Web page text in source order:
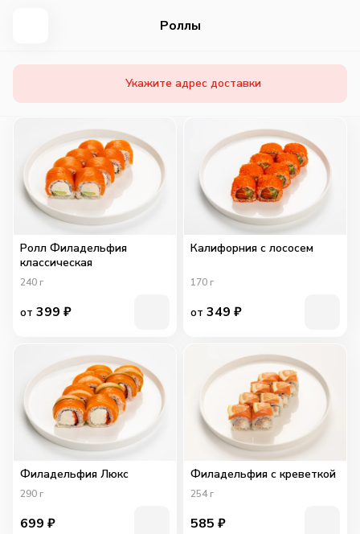
Роллы
Укажите адрес доставки
Ролл Филадельфия
классическая
240 г
от 399 ₽
Калифорния с лососем
170 г
от 349 ₽
Филадельфия Люкс
290 г
699 ₽
Филадельфия с креветкой
254г
585 ₽